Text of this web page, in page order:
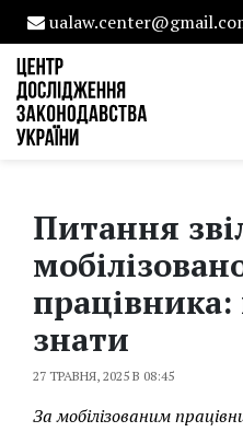
Питання
знати
27 ТРАВНЯ, 2025 В 08:45
За мобілізованим